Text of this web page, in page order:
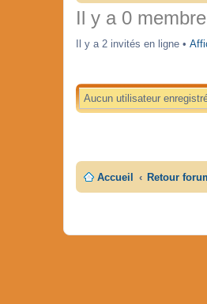
Il y a 0
Il y a 2 invités en ligne •
Aucun utilisateur
Accueil Retour